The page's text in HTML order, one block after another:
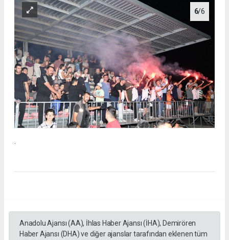
6/6
Anadolu Ajansı (AA), İhlas Haber Ajansı (İHA), Demirören
Haber Ajansı (DHA) ve diğer ajanslar tarafından eklenen tüm